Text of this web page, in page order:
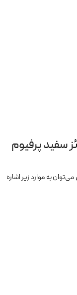
سفید پرفیوم
می‌توان به موارد زیر اشاره